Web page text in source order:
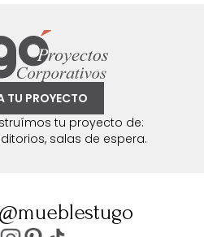
TU PROYECTO
tu proyecto de:
salas de espera.